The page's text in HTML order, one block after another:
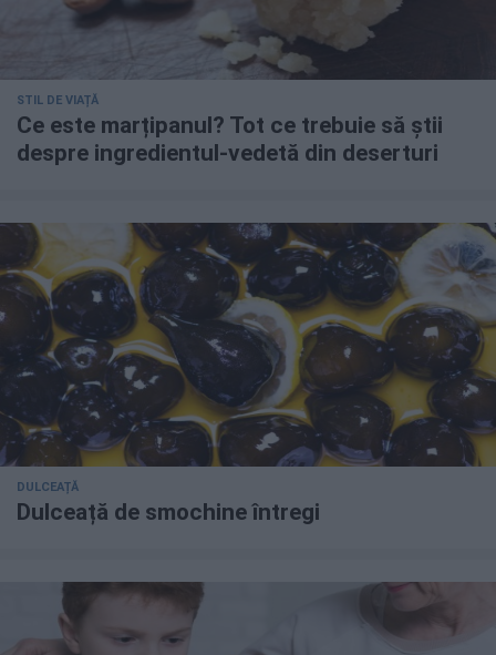
STIL DE VIAȚĂ
Ce este marțipanul? Tot ce trebuie să știi
despre ingredientul-vedetă din deserturi
DULCEAȚĂ
Dulceață de smochine întregi